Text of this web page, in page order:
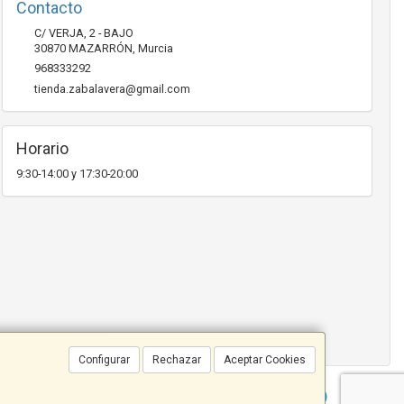
Configurar Rechazar Aceptar Cookies
Contacto
C/ VERJA, 2 - BAJO
30870 MAZARRÓN, Murcia
968333292
tienda.zabalavera@gmail.com
Horario
9:30-14:00 y 17:30-20:00